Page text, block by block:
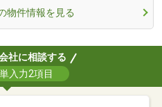
物件情報を見る
社に相談する
入力2項目